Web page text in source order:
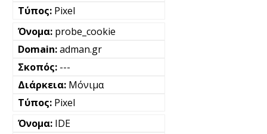
Pixel
probe_cookie
adman.gr
---
Μόνιμα
Pixel
IDE